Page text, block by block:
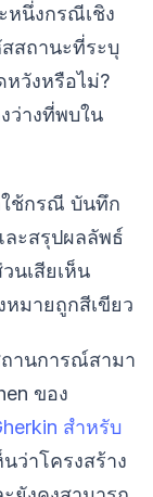
หนึ่งกรณีเชิง
สถานะที่ระบุ
หวังหรือไม่?
ว่างที่พบใน
ใช้กรณี บันทึก
ะสรุปผลลัพธ์
นเสียเห็น
มายถูกสีเขียว
านการณ์สามา
ของ
สำหรับ
ว่าโครงสร้าง